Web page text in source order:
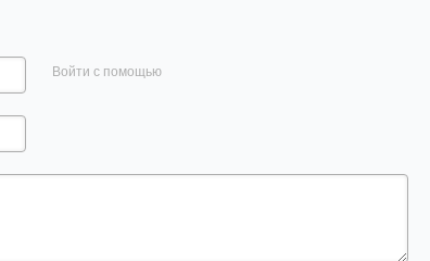
Войти с помощью